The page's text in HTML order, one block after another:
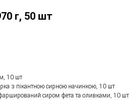
г, 50 шт
10 шт
з пікантною сирною начинкою, 10 шт
сиром фета та оливками, 10 шт